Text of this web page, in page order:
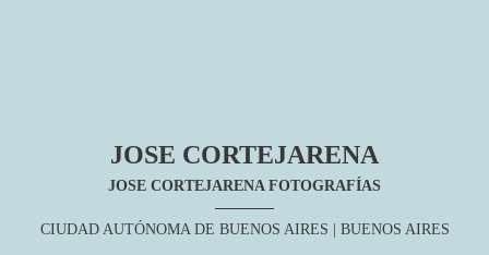
JOSE CORTEJARENA
JOSE CORTEJARENA FOTOGRAFÍAS
CIUDAD AUTÓNOMA DE BUENOS AIRES | BUENOS AIRES